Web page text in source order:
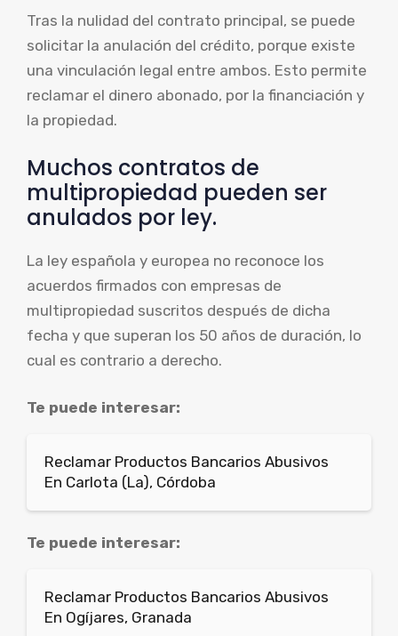
Tras la nulidad del contrato principal, se puede
solicitar la anulación del crédito, porque existe
una vinculación legal entre ambos. Esto permite
reclamar el dinero abonado, por la financiación y
la propiedad.
Muchos contratos de
multipropiedad pueden ser
anulados por ley.
La ley española y europea no reconoce los
acuerdos firmados con empresas de
multipropiedad suscritos después de dicha
fecha y que superan los 50 años de duración, lo
cual es contrario a derecho.
Te puede interesar:
Reclamar Productos Bancarios Abusivos
En Carlota (La), Córdoba
Te puede interesar:
Reclamar Productos Bancarios Abusivos
En Ogíjares, Granada